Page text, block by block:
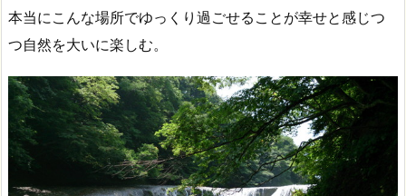
本当にこんな場所でゆっくり過ごせることが幸せと感じつ
つ自然を大いに楽しむ。